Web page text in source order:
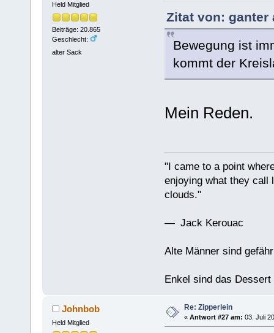
Held Mitglied
Beiträge: 20.865
Geschlecht:
alter Sack
Zitat von: ganter
Bewegung ist
kommt der
Mein Reden.
"I came to a point
enjoying what they call
clouds."
— Jack Kerouac
Alte Männer sind
Enkel sind das Dessert
Johnbob
Held Mitglied
Re: Zipperlein
« Antwort #27 am: 03. Juli